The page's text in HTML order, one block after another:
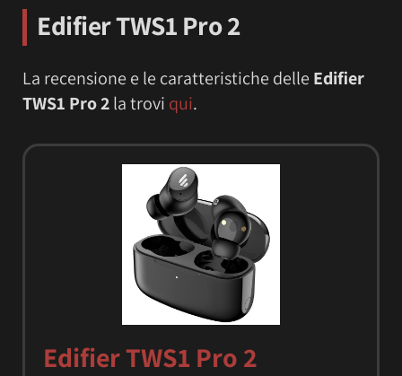
Edifier TWS1 Pro 2
La recensione e le caratteristiche delle Edifier
TWS1 Pro 2la trovi qui.
Edifier TWS1 Pro 2